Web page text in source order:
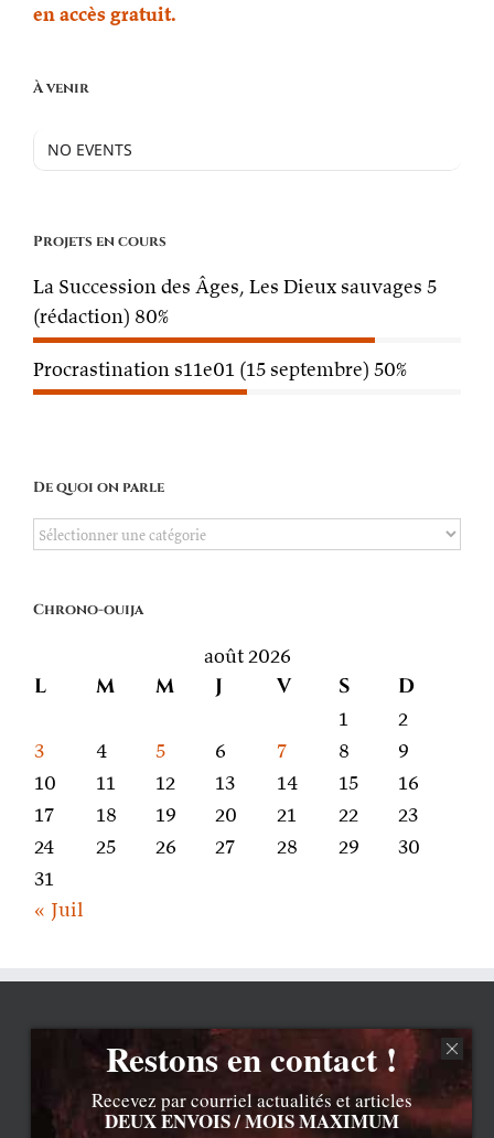
en accès gratuit.
À venir
NO EVENTS
Projets en cours
La Succession des Âges, Les Dieux sauvages 5
(rédaction) 80%
Procrastination s11e01 (15 septembre) 50%
De quoi on parle
De
parle
Chrono-ouija
août 2026
L M M J V S D
1
2
3
4 5 6 7 8
9
10
11 12 13 14 15
16
17
18 19 20 21 22
23
24
25 26 27 28 29
30
31
« Juil
Restons en contact !
Recevez par courriel actualités et articles
DEUX ENVOIS / MOIS MAXIMUM